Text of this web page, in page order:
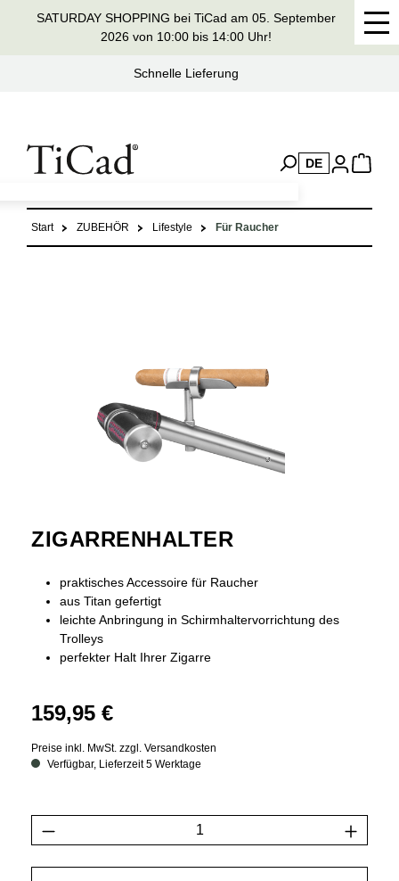
springen
SATURDAY SHOPPING bei TiCad am 05. September
2026 von 10:00 bis 14:00 Uhr!
Seit 37 Jahren Handmade in Germany
DE
Start ZUBEHÖR Lifestyle Für Raucher
ZIGARRENHALTER
praktisches Accessoire für Raucher
aus Titan gefertigt
leichte Anbringung in Schirmhaltervorrichtung des
Trolleys
perfekter Halt Ihrer Zigarre
159,95 €
Preise inkl. MwSt. zzgl. Versandkosten
Verfügbar, Lieferzeit 5 Werktage
Produkt Anzahl: Gib den gewünschten